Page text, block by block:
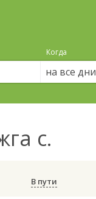
Когда
на все дни
с.
В пути